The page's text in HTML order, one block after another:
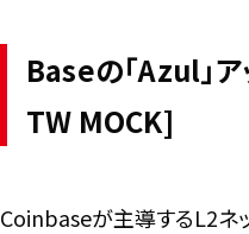
Baseの「Azul」
TW MOCK]
Coinbaseが主導するL2ネ